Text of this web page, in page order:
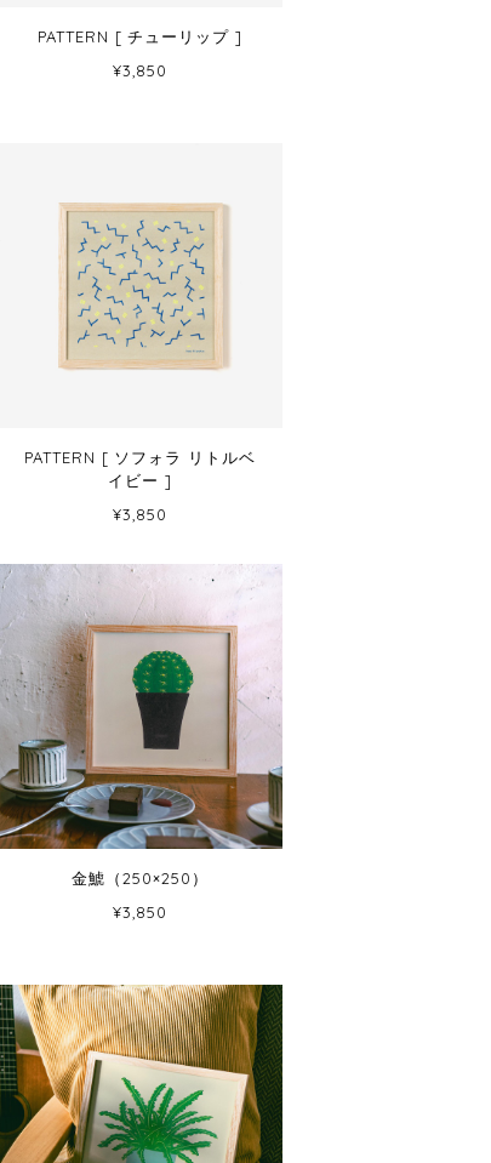
PATTERN [ チューリップ ]
¥3,850
PATTERN [ ソフォラ リトルベ
イビー ]
¥3,850
金鯱（250×250）
¥3,850